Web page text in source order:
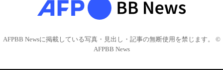
AFPBB Newsに掲載している写真・見出し・記事の無断使用を禁じます。 ©
AFPBB News